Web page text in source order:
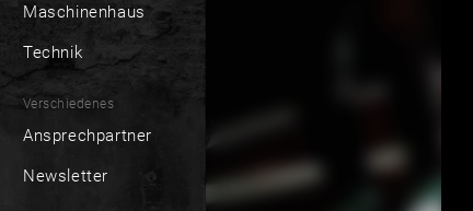
Maschinenhaus
Technik
Verschiedenes
Ansprechpartner
Newsletter